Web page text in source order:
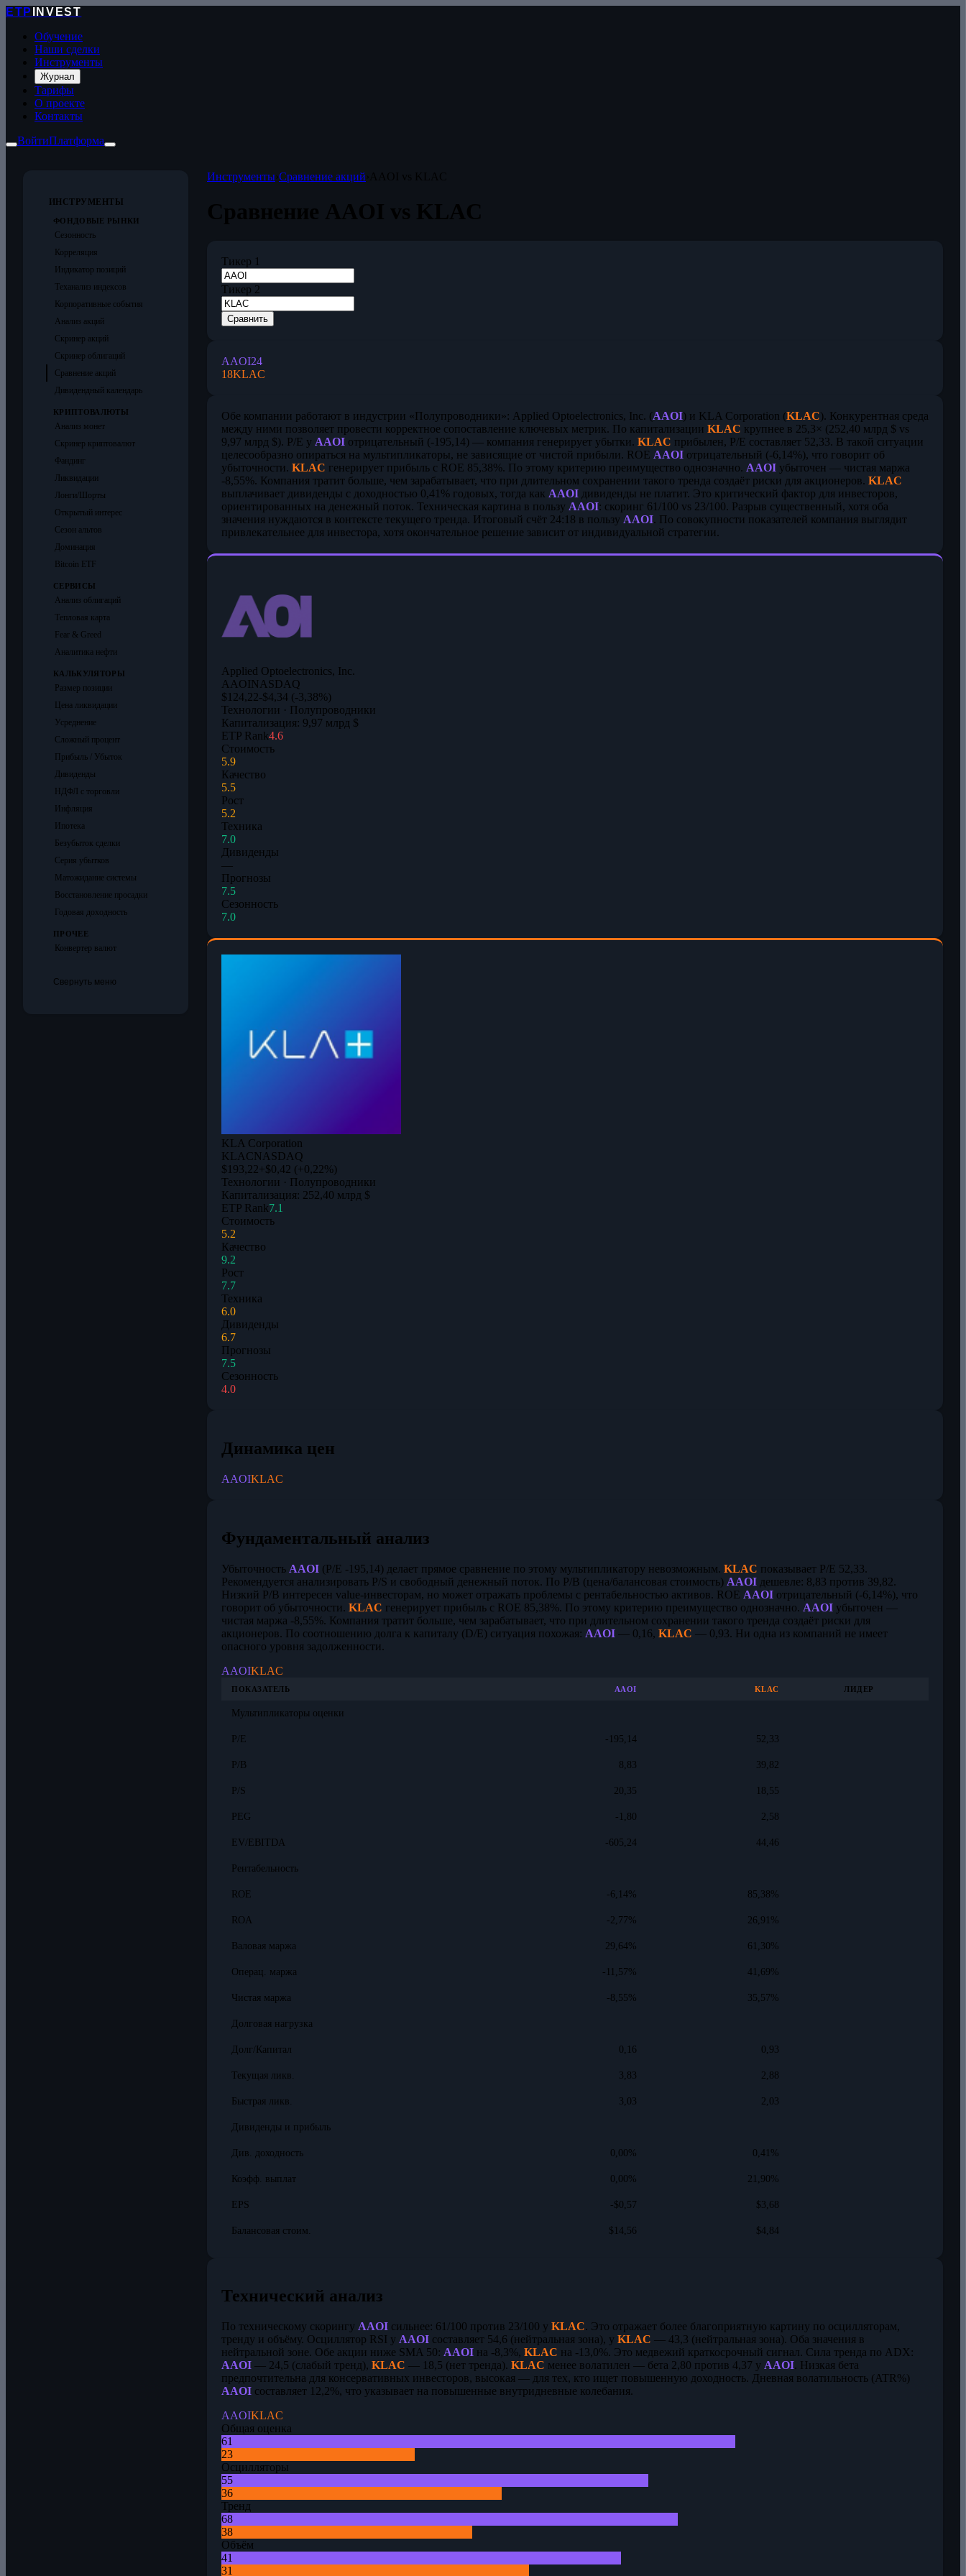
ETP
INVEST
Обучение
Наши сделки
Инструменты
Журнал
Тарифы
О проекте
Контакты
ВойтиПлатформа
ИНСТРУМЕНТЫ
ФОНДОВЫЕ РЫНКИ
Сезонность
Корреляция
Индикатор позиций
Теханализ индексов
Корпоративные события
Анализ акций
Скринер акций
Скринер облигаций
Сравнение акций
Дивидендный календарь
КРИПТОВАЛЮТЫ
Анализ монет
Скринер криптовалют
Фандинг
Ликвидации
Лонги/Шорты
Открытый интерес
Сезон альтов
Доминация
Bitcoin ETF
СЕРВИСЫ
Анализ облигаций
Тепловая карта
Fear & Greed
Аналитика нефти
КАЛЬКУЛЯТОРЫ
Размер позиции
Цена ликвидации
Усреднение
Сложный процент
Прибыль / Убыток
Дивиденды
НДФЛ с торговли
Инфляция
Ипотека
Безубыток сделки
Серия убытков
Матожидание системы
Восстановление просадки
Годовая доходность
ПРОЧЕЕ
Конвертер валют
Свернуть меню
Инструменты› Сравнение акций
Тикер 1
Тикер 2
Сравнить
AAOI24
18KLAC
Обе компании работают в индустрии «Полупроводники»: Applied Optoelectronics, Inc. (AAOI) и KLA Corporation (KLAC). Конкурентная среда
между ними позволяет провести корректное сопоставление ключевых метрик. По капитализации KLAC крупнее в 25,3× (252,40 млрд $ vs
9,97 млрд $). P/E у AAOIотрицательный (-195,14) — компания генерирует убытки. KLAC прибылен, P/E составляет 52,33. В такой ситуации
целесообразно опираться на мультипликаторы, не зависящие от чистой прибыли. ROE AAOIотрицательный (-6,14%), что говорит об
убыточности. KLAC генерирует прибыль с ROE 85,38%. По этому критерию преимущество однозначно. AAOIубыточен — чистая маржа
-8,55%. Компания тратит больше, чем зарабатывает, что при длительном сохранении такого тренда создаёт риски для акционеров. KLAC
выплачивает дивиденды с доходностью 0,41% годовых, тогда как AAOIдивиденды не платит. Это критический фактор для инвесторов,
ориентированных на денежный поток. Техническая картина в пользу AAOI: скоринг 61/100 vs 23/100. Разрыв существенный, хотя оба
значения нуждаются в контексте текущего тренда. Итоговый счёт 24:18 в пользу AAOI. По совокупности показателей компания выглядит
привлекательнее для инвестора, хотя окончательное решение зависит от индивидуальной стратегии.
Applied Optoelectronics, Inc.
AAOINASDAQ
$124,22-$4,34 (-3,38%)
Технологии · Полупроводники
Капитализация: 9,97 млрд $
ETP Rank4.6
Стоимость
5.9
Качество
5.5
Рост
5.2
Техника
7.0
Дивиденды
—
Прогнозы
7.5
Сезонность
7.0
KLA Corporation
KLACNASDAQ
$193,22+$0,42 (+0,22%)
Технологии · Полупроводники
Капитализация: 252,40 млрд $
ETP Rank7.1
Стоимость
5.2
Качество
9.2
Рост
7.7
Техника
6.0
Дивиденды
6.7
Прогнозы
7.5
Сезонность
4.0
Динамика цен
AAOIKLAC
Фундаментальный анализ
Убыточность AAOI(P/E -195,14) делает прямое сравнение по этому мультипликатору невозможным. KLAC показывает P/E 52,33.
Рекомендуется анализировать P/S и свободный денежный поток. По P/B (цена/балансовая стоимость) AAOIдешевле: 8,83 против 39,82.
Низкий P/B интересен value-инвесторам, но может отражать проблемы с рентабельностью активов. ROE AAOIотрицательный (-6,14%), что
говорит об убыточности. KLAC генерирует прибыль с ROE 85,38%. По этому критерию преимущество однозначно. AAOIубыточен —
чистая маржа -8,55%. Компания тратит больше, чем зарабатывает, что при длительном сохранении такого тренда создаёт риски для
акционеров. По соотношению долга к капиталу (D/E) ситуация похожая: AAOI— 0,16, KLAC — 0,93. Ни одна из компаний не имеет
опасного уровня задолженности.
AAOIKLAC
ПОКАЗАТЕЛЬ AAOI KLAC ЛИДЕР
Мультипликаторы оценки
P/E -195,14 52,33
P/B 8,83 39,82
P/S 20,35 18,55
PEG -1,80 2,58
EV/EBITDA -605,24 44,46
Рентабельность
ROE -6,14% 85,38%
ROA -2,77% 26,91%
Валовая маржа 29,64% 61,30%
Операц. маржа -11,57% 41,69%
Чистая маржа -8,55% 35,57%
Долговая нагрузка
Долг/Капитал 0,16 0,93
Текущая ликв. 3,83 2,88
Быстрая ликв. 3,03 2,03
Дивиденды и прибыль
Див. доходность 0,00% 0,41%
Коэфф. выплат 0,00% 21,90%
EPS -$0,57 $3,68
Балансовая стоим. $14,56 $4,84
Технический анализ
По техническому скорингу AAOIсильнее: 61/100 против 23/100 у KLAC. Это отражает более благоприятную картину по осцилляторам,
тренду и объёму. Осциллятор RSI у AAOIсоставляет 54,6 (нейтральная зона), у KLAC — 43,3 (нейтральная зона). Оба значения в
нейтральной зоне. Обе акции ниже SMA 50: AAOIна -8,3%, KLAC на -13,0%. Это медвежий краткосрочный сигнал. Сила тренда по ADX:
AAOI— 24,5 (слабый тренд), KLAC — 18,5 (нет тренда). KLAC менее волатилен — бета 2,80 против 4,37 у AAOI. Низкая бета
предпочтительна для консервативных инвесторов, высокая — для тех, кто ищет повышенную доходность. Дневная волатильность (ATR%)
AAOIсоставляет 12,2%, что указывает на повышенные внутридневные колебания.
AAOIKLAC
Общая оценка
61
23
Осцилляторы
55
36
Тренд
68
38
Объём
41
31